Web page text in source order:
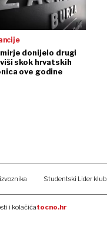
donijelo drugi
skok hrvatskih
ove godine
Studentski Lider klub
i kolačićatocno.hr